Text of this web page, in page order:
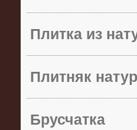
Плитка из
Плитняк
Брусчатка